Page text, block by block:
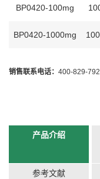
BP0420-100mg
BP0420-1000mg
销售联系电话： 400-829-
产品介绍
参考文献